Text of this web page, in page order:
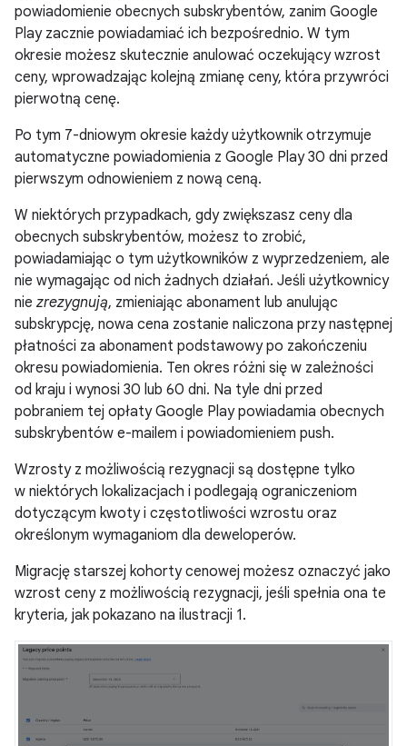
powiadomienie obecnych subskrybentów, zanim Google
Play zacznie powiadamiać ich bezpośrednio. W tym
okresie możesz skutecznie anulować oczekujący wzrost
ceny, wprowadzając kolejną zmianę ceny, która przywróci
pierwotną cenę.
Po tym 7-dniowym okresie każdy użytkownik otrzymuje
automatyczne powiadomienia z Google Play 30 dni przed
pierwszym odnowieniem z nową ceną.
W niektórych przypadkach, gdy zwiększasz ceny dla
obecnych subskrybentów, możesz to zrobić,
powiadamiając o tym użytkowników z wyprzedzeniem, ale
nie wymagając od nich żadnych działań. Jeśli użytkownicy
nie zrezygnują, zmieniając abonament lub anulując
subskrypcję, nowa cena zostanie naliczona przy następnej
płatności za abonament podstawowy po zakończeniu
okresu powiadomienia. Ten okres różni się w zależności
od kraju i wynosi 30 lub 60 dni. Na tyle dni przed
pobraniem tej opłaty Google Play powiadamia obecnych
subskrybentów e-mailem i powiadomieniem push.
Wzrosty z możliwością rezygnacji są dostępne tylko
w niektórych lokalizacjach i podlegają ograniczeniom
dotyczącym kwoty i częstotliwości wzrostu oraz
określonym wymaganiom dla deweloperów.
Migrację starszej kohorty cenowej możesz oznaczyć jako
wzrost ceny z możliwością rezygnacji, jeśli spełnia ona te
kryteria, jak pokazano na ilustracji 1.